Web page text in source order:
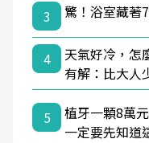
3
驚！浴室藏著
4
天氣好冷，怎
有解：比大人
5
植牙一顆8萬
一定要先知道